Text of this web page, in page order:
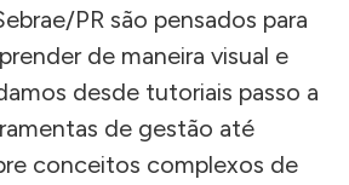
PR são pensados para
de maneira visual e
desde tutoriais passo a
de gestão até
conceitos complexos de